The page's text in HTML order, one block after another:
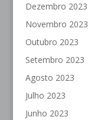
Dezembro 2023
Novembro 2023
Outubro 2023
Setembro 2023
Agosto 2023
Julho 2023
Junho 2023